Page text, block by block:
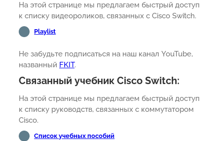
На этой странице мы предлагаем быстрый доступ
к списку видеороликов, связанных с Cisco Switch.
Playlist
Не забудьте подписаться на наш канал YouTube,
названный FKIT.
Связанный учебник Cisco Switch:
На этой странице мы предлагаем быстрый доступ
к списку руководств, связанных с коммутатором
Cisco.
Список учебных пособий